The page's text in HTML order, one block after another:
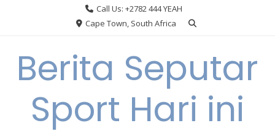
Call Us: +2782 444 YEAH
Cape Town, South Africa
Berita Seputar
Sport Hari ini